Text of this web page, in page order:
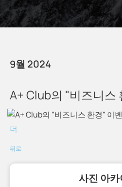
9월 2024
A+ Club의 "비즈니스
더
뒤로
사진 아